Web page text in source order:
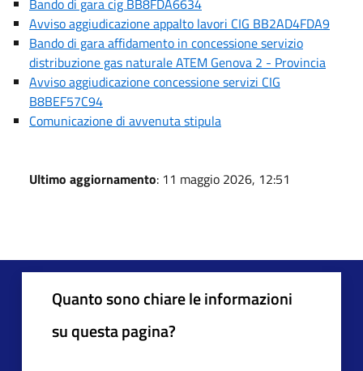
Avviso aggiudicazione appalto lavori CIG BB2AD4FDA9
Bando di gara affidamento in concessione servizio
distribuzione gas naturale ATEM Genova 2 - Provincia
Avviso aggiudicazione concessione servizi CIG
B8BEF57C94
Comunicazione di avvenuta stipula
Ultimo aggiornamento: 11 maggio 2026, 12:51
Quanto sono chiare le informazioni
su questa pagina?